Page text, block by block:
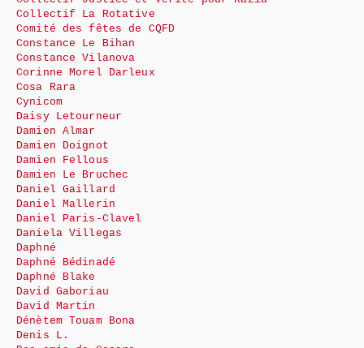
Collectif La Rotative
Comité des fêtes de CQFD
Constance Le Bihan
Constance Vilanova
Corinne Morel Darleux
Cosa Rara
Cynicom
Daisy Letourneur
Damien Almar
Damien Doignot
Damien Fellous
Damien Le Bruchec
Daniel Gaillard
Daniel Mallerin
Daniel Paris-Clavel
Daniela Villegas
Daphné
Daphné Bédinadé
Daphné Blake
David Gaboriau
David Martin
Dénètem Touam Bona
Denis L.